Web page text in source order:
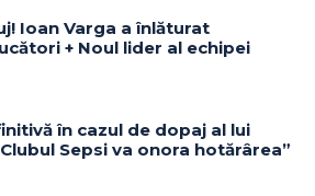
Ioan Varga a înlăturat
+ Noul lider al echipei
în cazul de dopaj al lui
Sepsi va onora hotărârea”